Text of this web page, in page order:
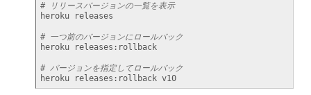
# リリースバージョンの一覧を表示
heroku releases
# 一つ前のバージョンにロールバック
heroku releases:rollback
# バージョンを指定してロールバック
heroku releases:rollback v10